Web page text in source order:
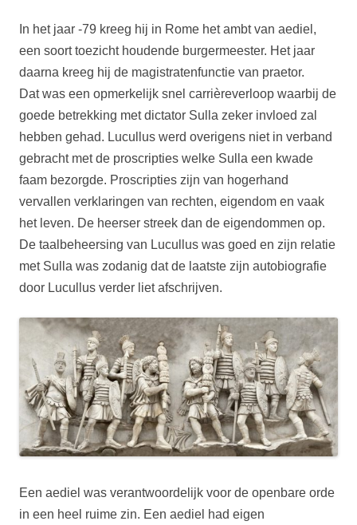
In het jaar -79 kreeg hij in Rome het ambt van aediel,
een soort toezicht houdende burgermeester. Het jaar
daarna kreeg hij de magistratenfunctie van praetor.
Dat was een opmerkelijk snel carrièreverloop waarbij de
goede betrekking met dictator Sulla zeker invloed zal
hebben gehad. Lucullus werd overigens niet in verband
gebracht met de proscripties welke Sulla een kwade
faam bezorgde. Proscripties zijn van hogerhand
vervallen verklaringen van rechten, eigendom en vaak
het leven. De heerser streek dan de eigendommen op.
De taalbeheersing van Lucullus was goed en zijn relatie
met Sulla was zodanig dat de laatste zijn autobiografie
door Lucullus verder liet afschrijven.
Een aediel was verantwoordelijk voor de openbare orde
in een heel ruime zin. Een aediel had eigen